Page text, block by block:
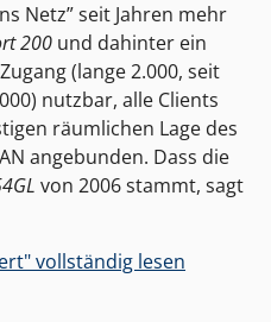
Netz” seit Jahren mehr
200 und dahinter ein
(lange 2.000, seit
nutzbar, alle Clients
räumlichen Lage des
angebunden. Dass die
von 2006 stammt, sagt
vollständig lesen